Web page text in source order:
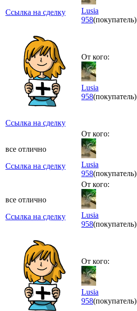
Ссылка на сделку
Lusia
958(покупатель)
Ссылка на сделку
От кого:
Lusia
958(покупатель)
все отлично
Ссылка на сделку
От кого:
Lusia
958(покупатель)
все отлично
Ссылка на сделку
От кого:
Lusia
958(покупатель)
От кого:
Lusia
958(покупатель)